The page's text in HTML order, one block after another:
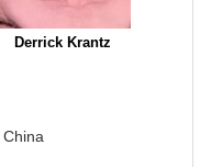
Derrick Krantz